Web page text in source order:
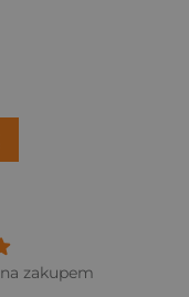
ocena:
ocena: Wybitna 9/
Rewelacyjna 8/
Bardzo dobra 7/10"
6/10"
5/10"
10"
zakupem